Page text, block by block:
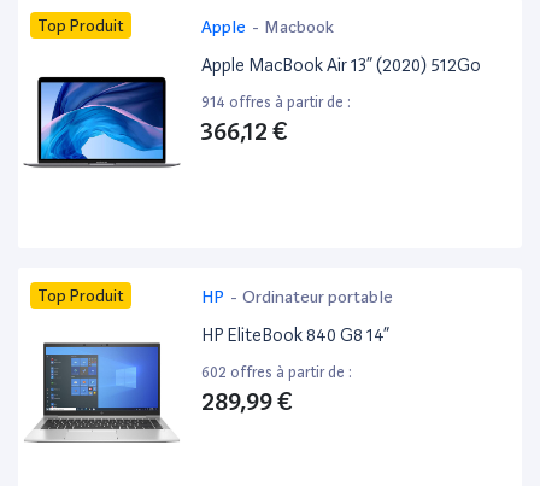
Top Produit Apple - Macbook
Apple MacBook Air 13” (2020) 512Go
914 offres à partir de :
366,12 €
Top Produit HP - Ordinateur portable
HP EliteBook 840 G8 14”
602 offres à partir de :
289,99 €